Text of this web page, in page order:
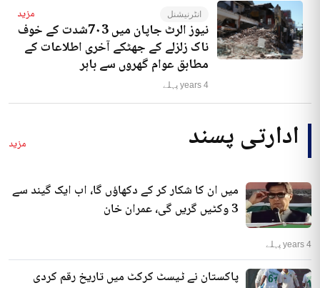
انٹرنیشنل مزید
نیوز الرٹ جاپان میں 7۰3شدت کے خوف
ناک زلزلے کے جھٹکے آخری اطلاعات کے
مطابق عوام گھروں سے باہر
4 years پہلے
ادارتی پسند مزید
میں ان کا شکار کر کے دکھاؤں گا، اب ایک گیند سے
3 وکٹیں گریں گی، عمران خان
4 years پہلے
پاکستان نے ٹیسٹ کرکٹ میں تاریخ رقم کردی